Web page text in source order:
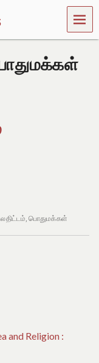
MEN
U
,பொதுமக்கள்
and Religion :